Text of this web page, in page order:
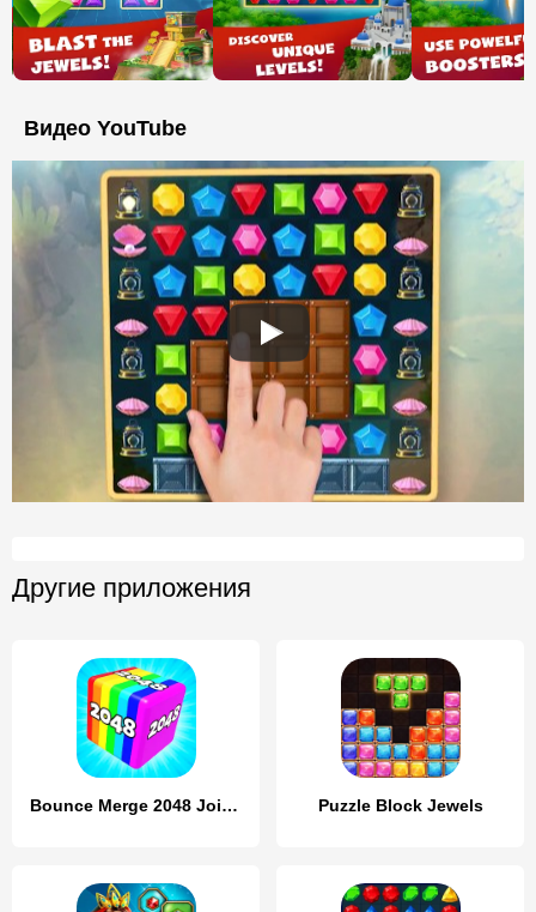
Видео YouTube
Другие приложения
Bounce Merge 2048 Join Numbers Puzzle Block Jewels